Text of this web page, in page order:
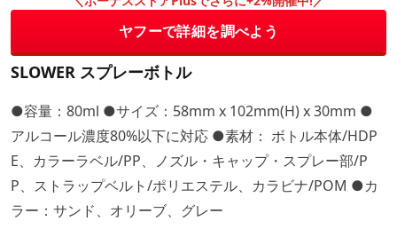
ヤフーで詳細を調べよう
SLOWER スプレーボトル
●容量：80ml ●サイズ：58mm x 102mm(H) x 30mm ●
アルコール濃度80%以下に対応 ●素材： ボトル本体/HDP
E、カラーラベル/PP、ノズル・キャップ・スプレー部/P
P、ストラップベルト/ポリエステル、カラビナ/POM ●カ
ラー：サンド、オリーブ、グレー